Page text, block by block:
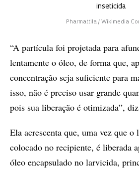
inseticida
Pharmattila / Wikimedia
“A partícula foi projetada para
lentamente o óleo, de forma que,
concentração seja suficiente para
isso, não é preciso usar grande
pois sua liberação é otimizada”,
Ela acrescenta que, uma vez que o
colocado no recipiente, é liberada
óleo encapsulado no larvicida,